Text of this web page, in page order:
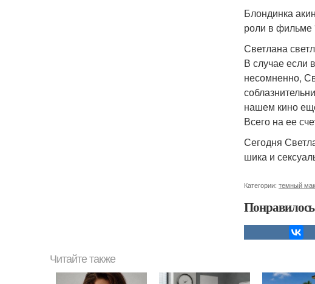
Блондинка
роли в фильме
Светлана
В случае если
несомненно,
нашем кино
Всего на ее
Сегодня
шика и
Категории: темный
Читайте также